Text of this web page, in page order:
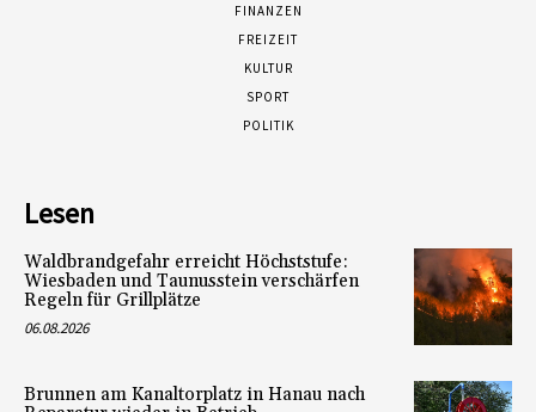
FINANZEN
FREIZEIT
KULTUR
SPORT
POLITIK
Lesen
Waldbrandgefahr erreicht Höchststufe:
Wiesbaden und Taunusstein verschärfen
Regeln für Grillplätze
06.08.2026
Brunnen am Kanaltorplatz in Hanau nach